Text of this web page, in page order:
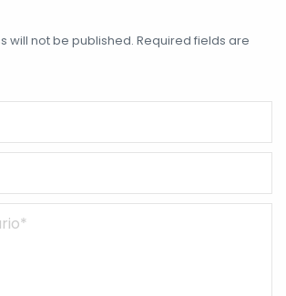
will not be published. Required fields are